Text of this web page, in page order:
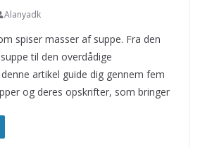
Alanyadk
spiser masser af suppe. Fra den
til den overdådige
artikel guide dig gennem fem
og deres opskrifter, som bringer